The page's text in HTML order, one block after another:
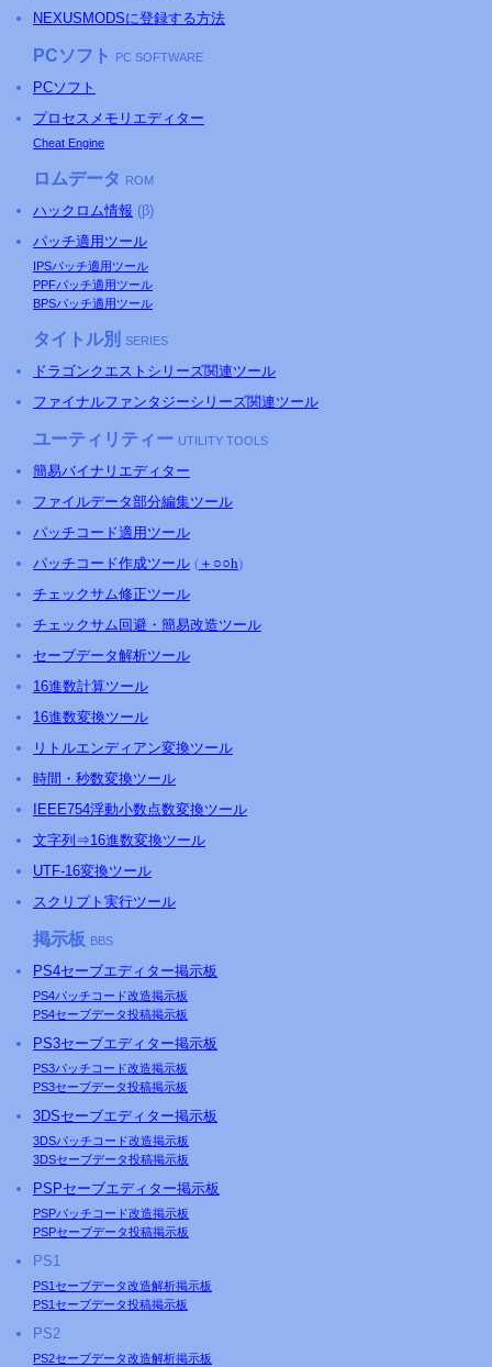
NEXUSMODSに登録する方法
PCソフト PC SOFTWARE
PCソフト
プロセスメモリエディター
Cheat Engine
ロムデータ ROM
ハックロム情報 (β)
パッチ適用ツール
IPSパッチ適用ツール
PPFパッチ適用ツール
BPSパッチ適用ツール
タイトル別 SERIES
ドラゴンクエストシリーズ関連ツール
ファイナルファンタジーシリーズ関連ツール
ユーティリティー UTILITY TOOLS
簡易バイナリエディター
ファイルデータ部分編集ツール
パッチコード適用ツール
パッチコード作成ツール ( ＋○○h)
チェックサム修正ツール
チェックサム回避・簡易改造ツール
セーブデータ解析ツール
16進数計算ツール
16進数変換ツール
リトルエンディアン変換ツール
時間・秒数変換ツール
IEEE754浮動小数点数変換ツール
文字列⇒16進数変換ツール
UTF-16変換ツール
スクリプト実行ツール
掲示板 BBS
PS4セーブエディター掲示板
PS4パッチコード改造掲示板
PS4セーブデータ投稿掲示板
PS3セーブエディター掲示板
PS3パッチコード改造掲示板
PS3セーブデータ投稿掲示板
3DSセーブエディター掲示板
3DSパッチコード改造掲示板
3DSセーブデータ投稿掲示板
PSPセーブエディター掲示板
PSPパッチコード改造掲示板
PSPセーブデータ投稿掲示板
PS1
PS1セーブデータ改造解析掲示板
PS1セーブデータ投稿掲示板
PS2
PS2セーブデータ改造解析掲示板